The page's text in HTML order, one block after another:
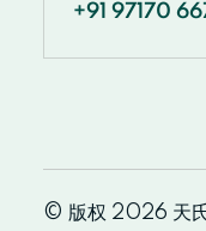
+91 97170
© 版权 2026 天氏